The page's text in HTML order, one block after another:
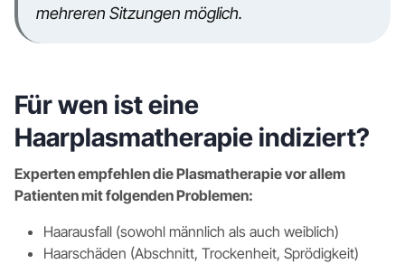
mehreren Sitzungen möglich.
Für wen ist eine
Haarplasmatherapie indiziert?
Experten empfehlen die Plasmatherapie vor allem
Patienten mit folgenden Problemen:
Haarausfall (sowohl männlich als auch weiblich)
Haarschäden (Abschnitt, Trockenheit, Sprödigkeit)